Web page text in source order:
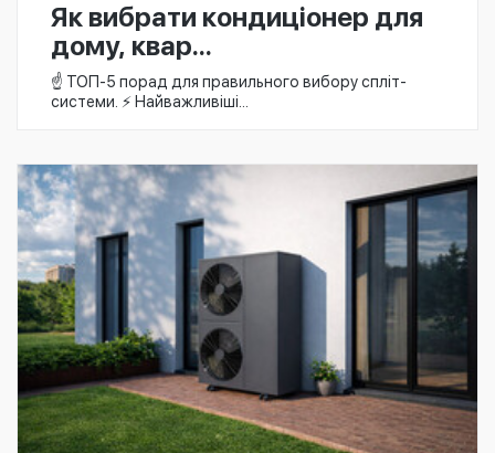
Як вибрати кондиціонер для
дому, квар...
☝️ ТОП-5 порад для правильного вибору спліт-
системи. ⚡ Найважливіші...